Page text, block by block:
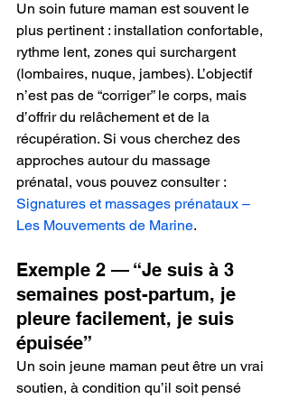
Un soin future maman est souvent le
plus pertinent : installation confortable,
rythme lent, zones qui surchargent
(lombaires, nuque, jambes). L’objectif
n’est pas de “corriger” le corps, mais
d’offrir du relâchement et de la
récupération. Si vous cherchez des
approches autour du massage
prénatal, vous pouvez consulter :
Signatures et massages prénataux –
Les Mouvements de Marine.
Exemple 2 — “Je suis à 3
semaines post-partum, je
pleure facilement, je suis
épuisée”
Un soin jeune maman peut être un vrai
soutien, à condition qu’il soit pensé